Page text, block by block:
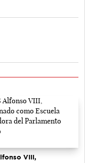
VIII,